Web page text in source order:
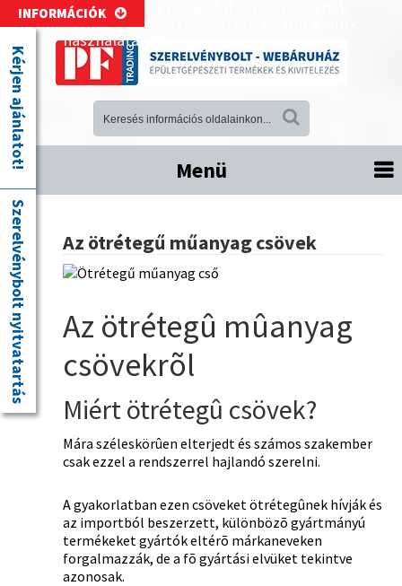
Menü
Az ötrétegű műanyag csövek
Az ötrétegû mûanyag
csövekrõl
Miért ötrétegû csövek?
Mára széleskörûen elterjedt és számos szakember
csak ezzel a rendszerrel hajlandó szerelni.
A gyakorlatban ezen csöveket ötrétegûnek hívják és
az importból beszerzett, különbözõ gyártmányú
termékeket gyártók eltérõ márkaneveken
forgalmazzák, de a fõ gyártási elvüket tekintve
azonosak.
Kérjen ajánlatot!
Szerelvénybolt nyitvatartás
A pftrading.hu weboldal sütiket használ.
Az oldal böngészésével hozzájárul a sütik
használatához.
INFORMÁCIÓK